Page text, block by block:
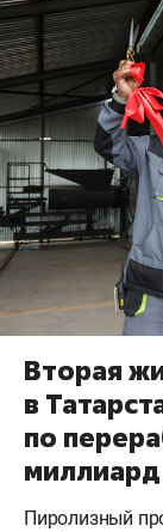
Вторая
в
по
миллиард
Пиролизный